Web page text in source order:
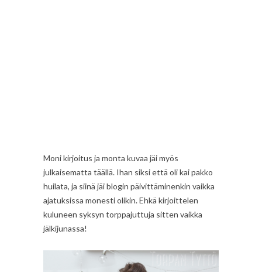
Moni kirjoitus ja monta kuvaa jäi myös
julkaisematta täällä. Ihan siksi että oli kai pakko
huilata, ja siinä jäi blogin päivittäminenkin vaikka
ajatuksissa monesti olikin. Ehkä kirjoittelen
kuluneen syksyn torppajuttuja sitten vaikka
jälkijunassa!